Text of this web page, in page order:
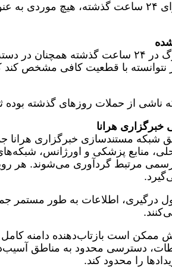
در میان داده‌های ثبت‌شده برای ۲۴ ساعت
در زمان انتشار، ۱۱ مورد مرگ در ۲۴ ساعت
نتوانسته با قطعیت کافی مشخص کند
هرانا
شبکه مستندسازی خبرگزاری هرانا
منابع پزشکی و اورژانس،
رسمی مرتبط گردآوری می‌شوند. هر
درگیری، اطلاعات به طور
ممکن است بازتاب‌دهنده دامنه
دسترسی محدود به مناطق
را محدود کند.